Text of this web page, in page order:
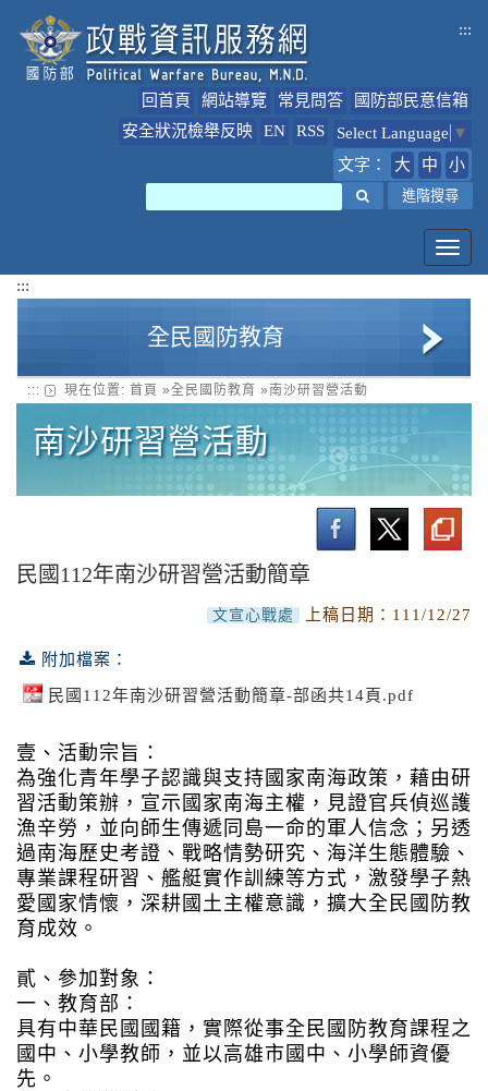
:::
回首頁 網站導覽 常見問答
國防部民意信箱
安全狀況檢舉反映
EN RSS Select Language ▼
文字：
大 中 小
進階搜尋
:::
全民國防教育
全民國防教育簡介
全民國防教育最新公告
南沙研習營活動
::: 現在位置: 首頁 »全民國防教育 »南沙研習營活動
南沙研習營活動
民國112年南沙研習營活動簡章
文宣心戰處 上稿日期： 111/12/27
附加檔案：
民國112年南沙研習營活動簡章-部函共14頁.pdf
壹、活動宗旨：
為強化青年學子認識與支持國家南海政策，藉由研
習活動策辦，宣示國家南海主權，見證官兵偵巡護
漁辛勞，並向師生傳遞同島一命的軍人信念；另透
過南海歷史考證、戰略情勢研究、海洋生態體驗、
專業課程研習、艦艇實作訓練等方式，激發學子熱
愛國家情懷，深耕國土主權意識，擴大全民國防教
育成效。
貳、參加對象：
一、教育部：
具有中華民國國籍，實際從事全民國防教育課程之
國中、小學教師，並以高雄市國中、小學師資優
先。